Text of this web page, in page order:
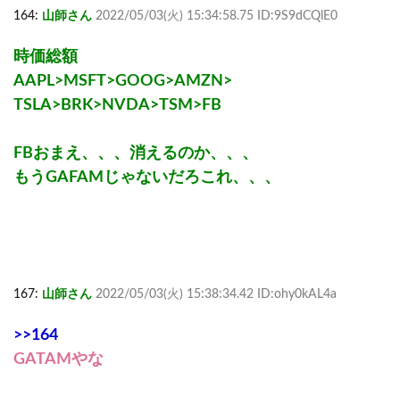
164: 山師さん 2022/05/03(火) 15:34:58.75 ID:9S9dCQlE0
時価総額
AAPL>MSFT>GOOG>AMZN>
TSLA>BRK>NVDA>TSM>FB
FBおまえ、、、消えるのか、、、
もうGAFAMじゃないだろこれ、、、
167: 山師さん 2022/05/03(火) 15:38:34.42 ID:ohy0kAL4a
>>164
GATAMやな